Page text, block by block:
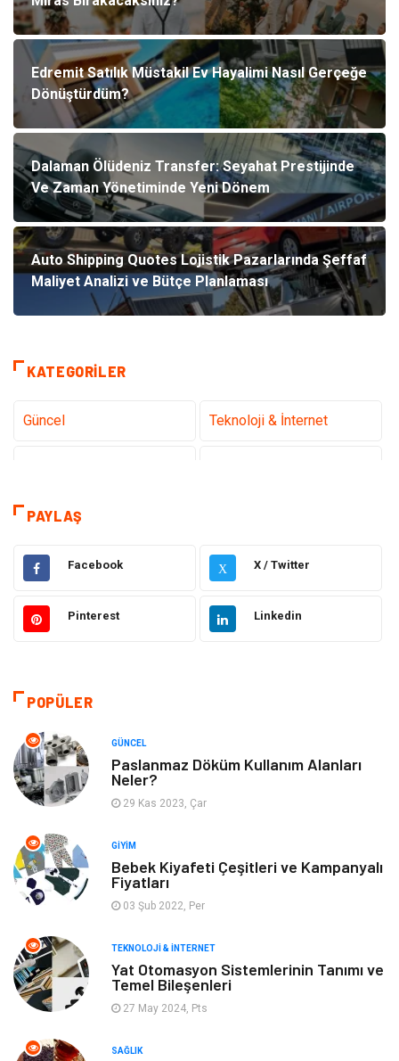
Edremit Satılık Müstakil Ev Hayalimi Nasıl Gerçeğe
Dönüştürdüm?
Dalaman Ölüdeniz Transfer: Seyahat Prestijinde
Ve Zaman Yönetiminde Yeni Dönem
Auto Shipping Quotes Lojistik Pazarlarında Şeffaf
Maliyet Analizi ve Bütçe Planlaması
KATEGORILER
Güncel Teknoloji & İnternet
Kamera Sistemleri
Elektrik & Elektronik Gıda
Güzellik & Bakım Otomotiv
Tatil
Bilgisayar & Yazılım
Mobilya
Turizm
Plaka Tanıma Sistemleri Hediyelik Eşya
Tarım & Hayvancılık Moda
PAYLAŞ
Facebook X X / Twitter
Pinterest Linkedin
POPÜLER
GÜNCEL
Paslanmaz Döküm Kullanım Alanları
Neler?
29 Kas 2023, Çar
GIYIM
Bebek Kiyafeti Çeşitleri ve Kampanyalı
Fiyatları
03 Şub 2022, Per
TEKNOLOJI & İNTERNET
Yat Otomasyon Sistemlerinin Tanımı ve
Temel Bileşenleri
27 May 2024, Pts
SAĞLIK